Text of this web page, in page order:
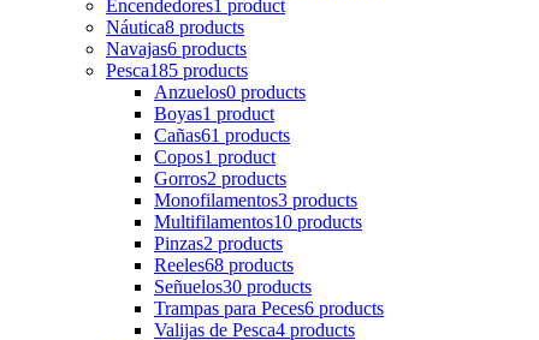
Encendedores1 product
Náutica8 products
Navajas6 products
Pesca185 products
Anzuelos0 products
Boyas1 product
Cañas61 products
Copos1 product
Gorros2 products
Monofilamentos3 products
Multifilamentos10 products
Pinzas2 products
Reeles68 products
Señuelos30 products
Trampas para Peces6 products
Valijas de Pesca4 products